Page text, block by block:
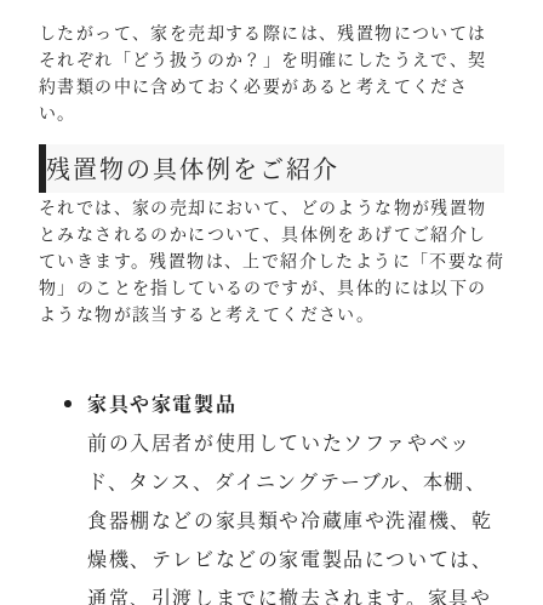
したがって、家を売却する際には、残置物については
それぞれ「どう扱うのか？」を明確にしたうえで、契
約書類の中に含めておく必要があると考えてくださ
い。
残置物の具体例をご紹介
それでは、家の売却において、どのような物が残置物
とみなされるのかについて、具体例をあげてご紹介し
ていきます。残置物は、上で紹介したように「不要な荷
物」のことを指しているのですが、具体的には以下の
ような物が該当すると考えてください。
家具や家電製品
前の入居者が使用していたソファやベッ
ド、タンス、ダイニングテーブル、本棚、
食器棚などの家具類や冷蔵庫や洗濯機、乾
燥機、テレビなどの家電製品については、
通常、引渡しまでに撤去されます。家具や